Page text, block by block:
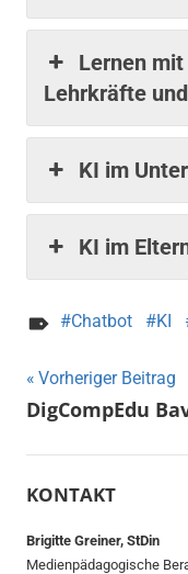
Lernen
Lehrkräfte
KI im
KI im
Chatbot KI
Vorheriger Beitrag
DigCompEdu
KONTAKT
Brigitte Greiner, StDin
Medienpädagogische